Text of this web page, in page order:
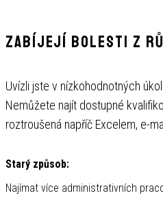
Zabíjejí bolesti z
Uvízli jste v nízkohodnotných
Nemůžete najít dostupné
roztroušená napříč Excelem, e-
Starý způsob:
Najímat více administrativních